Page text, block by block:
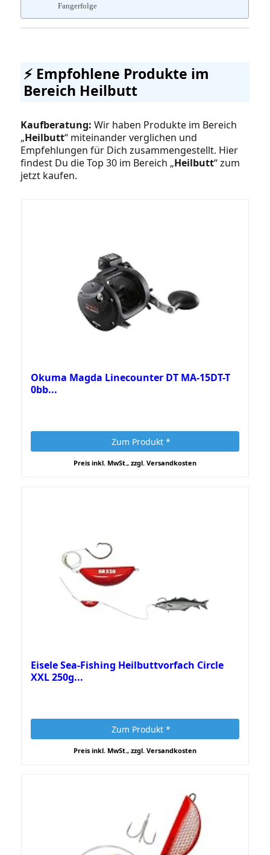
Fangerfolge
⚡️ Empfohlene Produkte im
Bereich Heilbutt
Kaufberatung:Wir haben Produkte im Bereich
„Heilbutt“ miteinander verglichen und
Empfehlungen für Dich zusammengestellt. Hier
findest Du die Top 30 im Bereich „Heilbutt“ zum
jetzt kaufen.
Okuma Magda Linecounter DT MA-15DT-T
0bb...
Zum Produkt *
Preis inkl. MwSt., zzgl. Versandkosten
Eisele Sea-Fishing Heilbuttvorfach Circle
XXL 250g...
Zum Produkt *
Preis inkl. MwSt., zzgl. Versandkosten